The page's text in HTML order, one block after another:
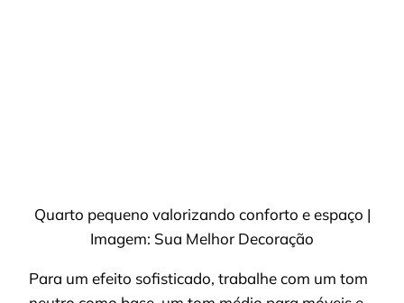
Quarto pequeno valorizando conforto e espaço |
Imagem: Sua Melhor Decoração
Para um efeito sofisticado, trabalhe com um tom